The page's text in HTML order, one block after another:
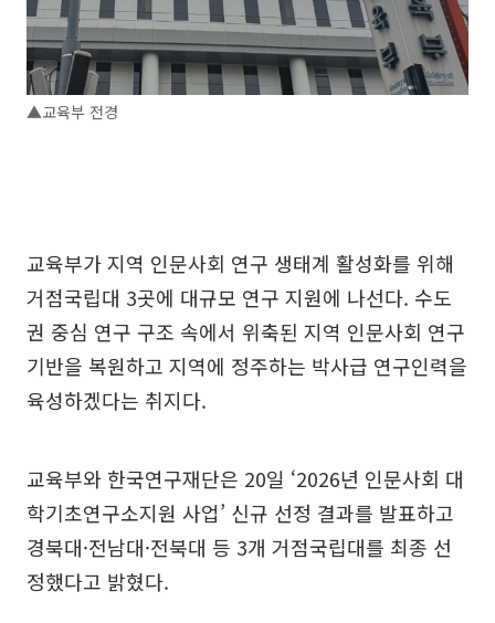
▲교육부 전경
교육부가 지역 인문사회 연구 생태계 활성화를 위해
거점국립대 3곳에 대규모 연구 지원에 나선다. 수도
권 중심 연구 구조 속에서 위축된 지역 인문사회 연구
기반을 복원하고 지역에 정주하는 박사급 연구인력을
육성하겠다는 취지다.
교육부와 한국연구재단은 20일 ‘2026년 인문사회 대
학기초연구소지원 사업’ 신규 선정 결과를 발표하고
경북대·전남대·전북대 등 3개 거점국립대를 최종 선
정했다고 밝혔다.